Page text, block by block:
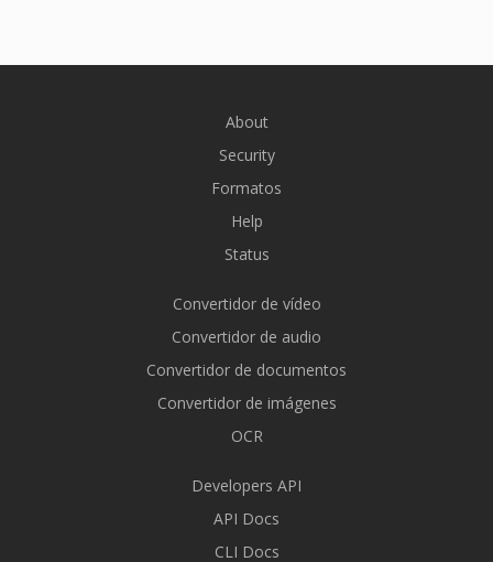
About
Security
Formatos
Help
Status
Convertidor de vídeo
Convertidor de audio
Convertidor de documentos
Convertidor de imágenes
OCR
Developers API
API Docs
CLI Docs